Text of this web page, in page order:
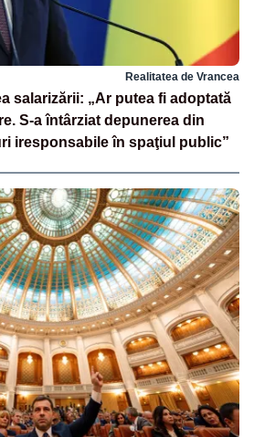
Realitatea de Vrancea
salarizării: „Ar putea fi adoptată
S-a întârziat depunerea din
iresponsabile în spaţiul public”